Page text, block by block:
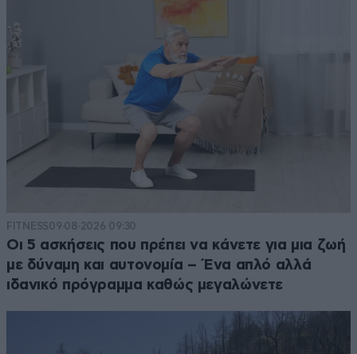
FITNESS09·08·2026 09:30
Οι 5 ασκήσεις που πρέπει να κάνετε για μια ζωή
με δύναμη και αυτονομία – Ένα απλό αλλά
ιδανικό πρόγραμμα καθώς μεγαλώνετε